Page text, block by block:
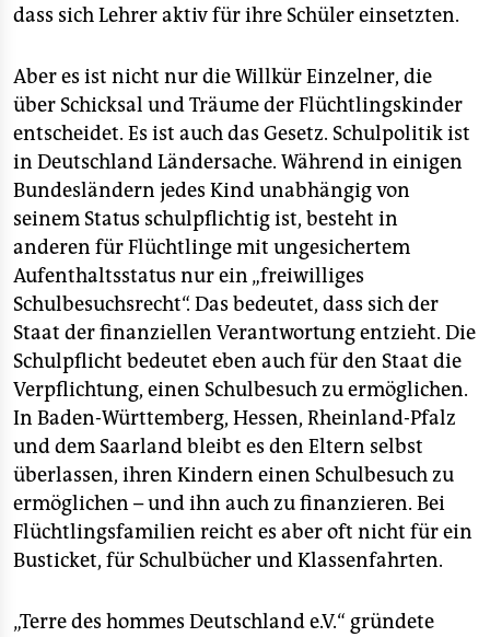
dass sich Lehrer aktiv für ihre Schüler einsetzten.
Aber es ist nicht nur die Willkür Einzelner, die
über Schicksal und Träume der Flüchtlingskinder
entscheidet. Es ist auch das Gesetz. Schulpolitik ist
in Deutschland Ländersache. Während in einigen
Bundesländern jedes Kind unabhängig von
seinem Status schulpflichtig ist, besteht in
anderen für Flüchtlinge mit ungesichertem
Aufenthaltsstatus nur ein „freiwilliges
Schulbesuchsrecht“. Das bedeutet, dass sich der
Staat der finanziellen Verantwortung entzieht. Die
Schulpflicht bedeutet eben auch für den Staat die
Verpflichtung, einen Schulbesuch zu ermöglichen.
In Baden-Württemberg, Hessen, Rheinland-Pfalz
und dem Saarland bleibt es den Eltern selbst
überlassen, ihren Kindern einen Schulbesuch zu
ermöglichen – und ihn auch zu finanzieren. Bei
Flüchtlingsfamilien reicht es aber oft nicht für ein
Busticket, für Schulbücher und Klassenfahrten.
„Terre des hommes Deutschland e.V.“ gründete